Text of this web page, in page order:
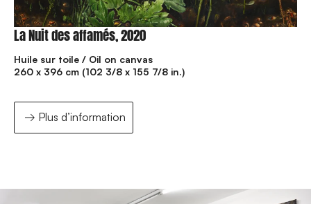
La Nuit des affamés, 2020
Huile sur toile / Oil on canvas
260 x 396 cm (102 3/8 x 155 7/8 in.)
Plus d’information